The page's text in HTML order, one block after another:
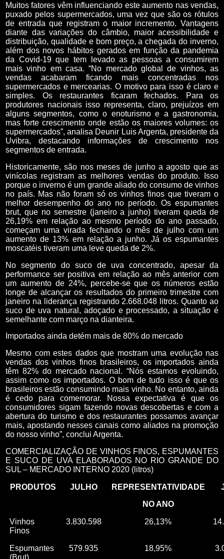
Muitos fatores vêm influenciando este aumento nas vendas,
puxado pelos supermercados, uma vez que são os rótulos
de entrada que registram o maior incremento. Vantagens
diante das variações do câmbio, maior acessibilidade e
distribuição, qualidade e bom preço, a chegada do inverno,
além dos novos hábitos gerados em função da pandemia
da Covid-19 que tem levado as pessoas a consumirem
mais vinho em casa. “No mercado global de vinhos, as
vendas acabaram ficando mais concentradas nos
supermercados e mercearias. O motivo para isso é claro e
simples. Os restaurantes ficaram fechados. Para os
produtores nacionais isso representa, claro, prejuízos em
alguns segmentos, como o enoturismo e a gastronomia,
mas forte crescimento onde estão os maiores volumes: os
supermercados”, analisa Deunir Luis Argenta, presidente da
Uvibra, destacando informações de crescimento nos
segmentos de entrada.
Historicamente, são nos meses de junho a agosto que as
vinícolas registram as melhores vendas do produto. Isso
porque o inverno é um grande aliado do consumo de vinhos
no país. Mas não foram só os vinhos finos que tiveram o
melhor desempenho do ano no período. Os espumantes
brut, que no semestre (janeiro a junho) tiveram queda de
26,19% em relação ao mesmo período do ano passado,
começam uma virada fechando o mês de julho com um
aumento de 13% em relação a junho. Já os espumantes
moscatéis tiveram uma leve queda de 2%.
No segmento do suco de uva concentrado, apesar da
performance ser positiva em relação ao mês anterior com
um aumento de 24%, percebe-se que os números estão
longe de alcançar os resultados do primeiro trimestre com
janeiro na liderança registrando 2.668.048 litros. Quanto ao
suco de uva natural, adoçado e processado, a situação é
semelhante com março na dianteira.
Importados ainda detém mais de 80% do mercado
Mesmo com estes dados que mostram uma evolução nas
vendas dos vinhos finos brasileiros, os importados ainda
têm 82% do mercado nacional. “Nós estamos evoluindo,
assim como os importados. O bom de tudo isso é que os
brasileiros estão consumindo mais vinho. No entanto, ainda
é cedo para comemorar. Nossa expectativa é que os
consumidores sigam fazendo novas descobertas e com a
abertura do turismo e dos restaurantes possamos avançar
mais, apostando nesses canais como aliados na promoção
do nosso vinho”, conclui Argenta.
COMERCIALIZAÇÃO DE VINHOS FINOS, ESPUMANTES
E SUCO DE UVA ELABORADOS NO RIO GRANDE DO
SUL – MERCADO INTERNO 2020 (litros)
PRODUTOS JULHO
REPRESENTATIVIDADE
NO ANO
Vinhos
Finos
3.830.598 26,13%
Espumantes
(Brut)
579.935 18,95%